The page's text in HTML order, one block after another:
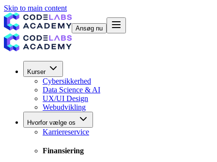
Skip to main content
Ansøg nu
Kurser
Cybersikkerhed
Data Science & AI
UX/UI Design
Webudvikling
Hvorfor vælge os
Karriereservice
Finansiering